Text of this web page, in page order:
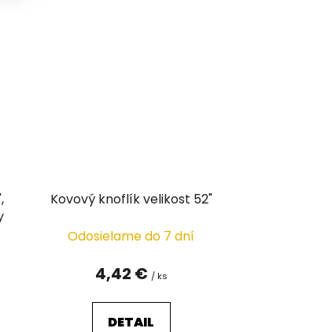
Kovový knoflík velikost 52"
Odosielame do 7 dní
4,42 € / ks
DETAIL